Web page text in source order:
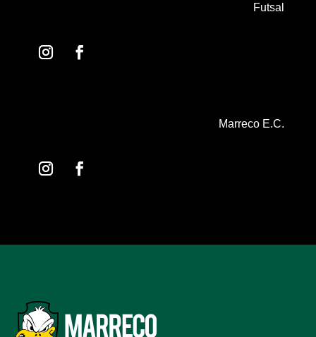
Futsal
Marreco E.C.